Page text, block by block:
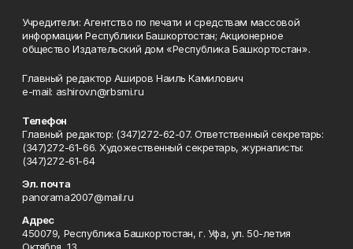
Учредители: Агентство по печати и средствам массовой
информации Республики Башкортостан; Акционерное
общество Издательский дом «Республика Башкортостан».
Главный редактор Аширов Наиль Камилович
e-mail: ashirov.n@rbsmi.ru
Телефон
Главный редактор: (347)272-62-07. Ответственный секретарь:
(347)272-61-66. Художественный секретарь, журналисты:
(347)272-61-64
Эл. почта
panorama2007@mail.ru
Адрес
450079, Республика Башкортостан, г. Уфа, ул. 50-летия